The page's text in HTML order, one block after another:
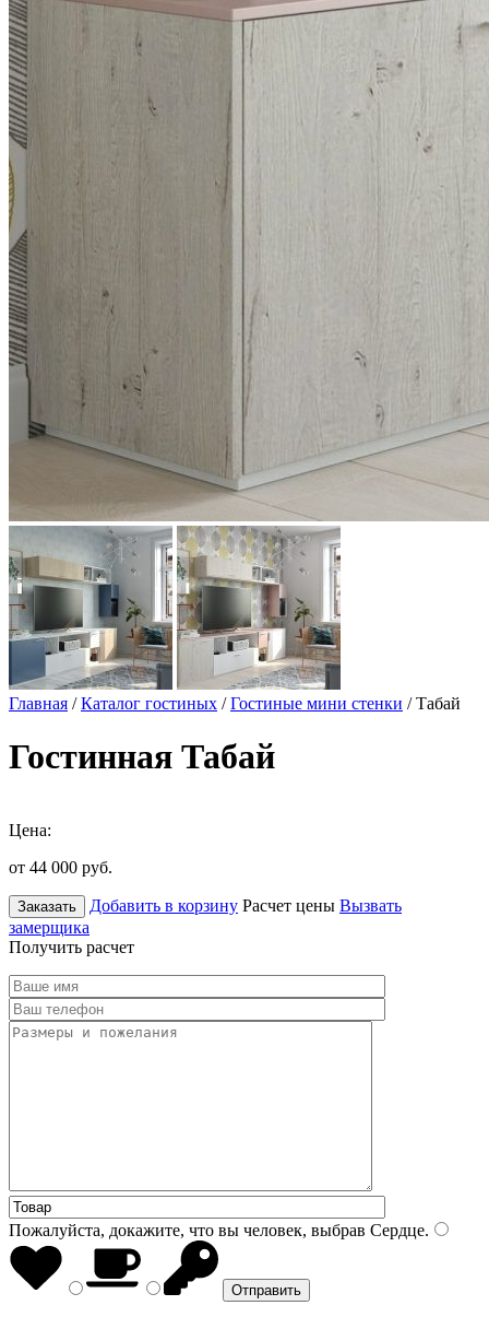
Главная /Каталог гостиных /Гостиные мини стенки / Табай
Гостинная Табай
Цена:
от 44 000 руб.
Заказать Добавить в корзину Расчет цены Вызвать
замерщика
Получить расчет
Пожалуйста, докажите, что вы человек, выбрав Сердце.